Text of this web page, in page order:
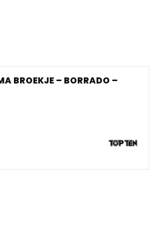
BROEKJE – BORRADO –